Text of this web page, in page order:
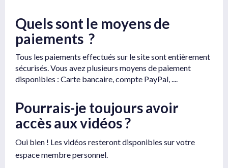
Quels sont le moyens de
paiements ?
Tous les paiements effectués sur le site sont entièrement
sécurisés. Vous avez plusieurs moyens de paiement
disponibles : Carte bancaire, compte PayPal, ....
Pourrais-je toujours avoir
accès aux vidéos ?
Oui bien ! Les vidéos resteront disponibles sur votre
espace membre personnel.